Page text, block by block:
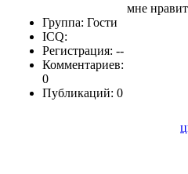
Группа: Гости
ICQ:
Регистрация: --
Комментариев:
0
Публикаций: 0
мне